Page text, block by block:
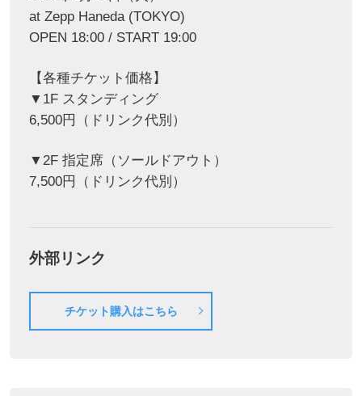
at Zepp Haneda (TOKYO)
OPEN 18:00 / START 19:00
【各種チケット価格】
▼1F スタンディング
6,500円（ドリンク代別）
▼2F 指定席（ソールドアウト）
7,500円（ドリンク代別）
外部リンク
チケット購入はこちら